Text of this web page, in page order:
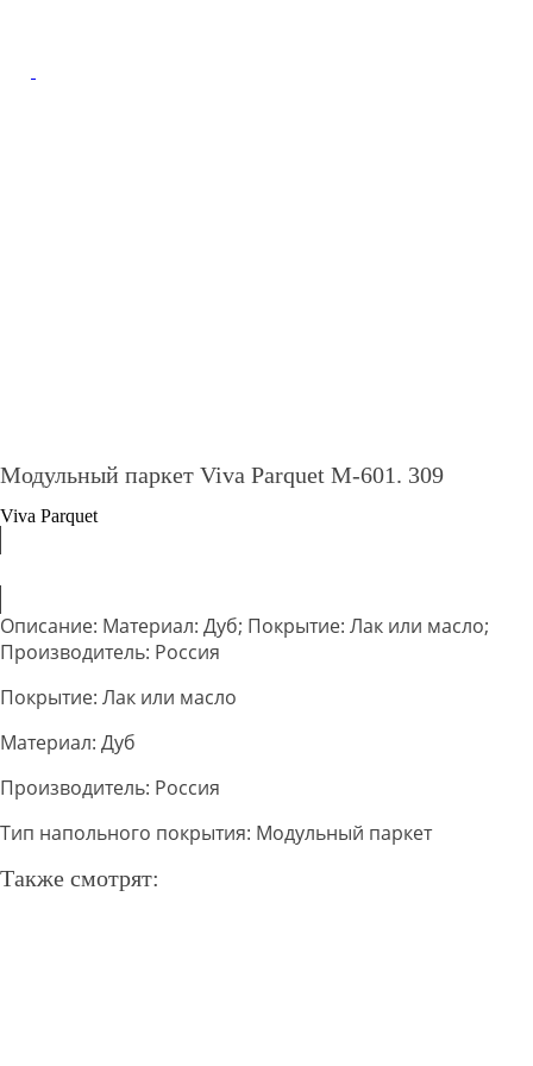
Модульный паркет Viva Parquet M-601. 309
Viva Parquet
Описание: Материал: Дуб; Покрытие: Лак или масло;
Производитель: Россия
Покрытие: Лак или масло
Материал: Дуб
Производитель: Россия
Тип напольного покрытия: Модульный паркет
Также смотрят: